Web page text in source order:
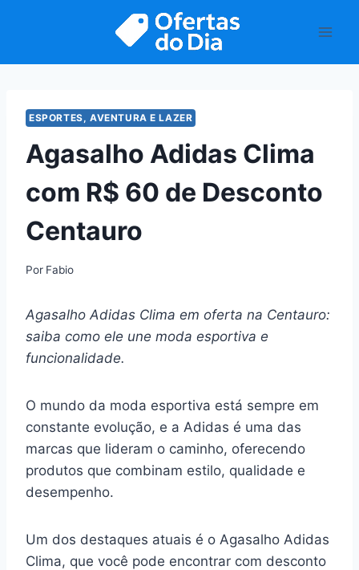
ESPORTES, AVENTURA E LAZER
Agasalho Adidas Clima
com R$ 60 de Desconto
Centauro
Por Fabio
Agasalho Adidas Clima em oferta na Centauro:
saiba como ele une moda esportiva e
funcionalidade.
O mundo da moda esportiva está sempre em
constante evolução, e a Adidas é uma das
marcas que lideram o caminho, oferecendo
produtos que combinam estilo, qualidade e
desempenho.
Um dos destaques atuais é o Agasalho Adidas
Clima, que você pode encontrar com desconto